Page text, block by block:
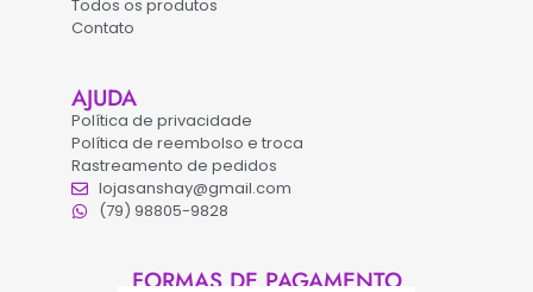
Todos os produtos
Contato
AJUDA
Política de privacidade
Política de reembolso e troca
Rastreamento de pedidos
lojasanshay@gmail.com
(79) 98805-9828
FORMAS DE PAGAMENTO